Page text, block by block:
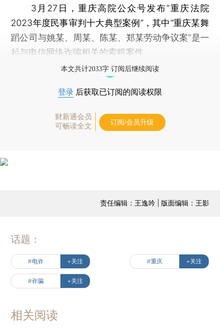
3月27日，重庆高院公众号发布“重庆法院
2023年度民事审判十大典型案例”，其中“重庆某舞
蹈公司与姚某、周某、陈某、郑某劳动争议案”是一
起与电信网络诈骗相关的索赔案件。
本文共计2033字 订阅后继续阅读
登录 后获取已订阅的阅读权限
财新通会员
可畅读全文
订阅/会员升级
责任编辑：王逸吟 | 版面编辑：王影
话题：
#电诈 +关注 #重庆 +关注
#诈骗 +关注
相关阅读